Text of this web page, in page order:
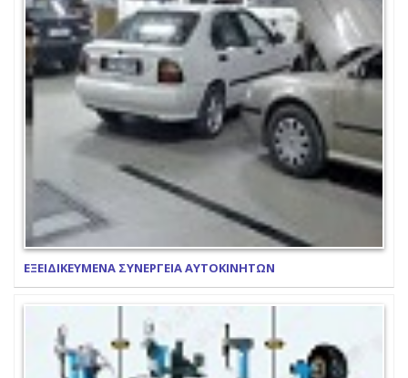
ΕΞΕΙΔΙΚΕΥΜΕΝΑ ΣΥΝΕΡΓΕΙΑ ΑΥΤΟΚΙΝΗΤΩΝ